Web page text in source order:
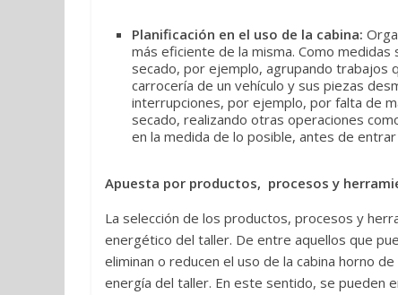
Planificación en el uso de la cabina:
más eficiente de la misma. Como medidas
secado, por ejemplo, agrupando trabajos
carrocería de un vehículo y sus piezas
interrupciones, por ejemplo, por falta de
secado, realizando otras operaciones
en la medida de lo posible, antes de entrar
Apuesta por productos, procesos y
La selección de los productos, procesos y
energético del taller. De entre aquellos que
eliminan o reducen el uso de la cabina horno
energía del taller. En este sentido, se pueden